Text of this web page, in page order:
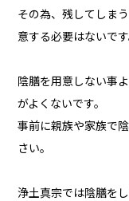
その為、残してしま
意する必要はないです
陰膳を用意しない事
がよくないです。
事前に親族や家族で
さい。
浄土真宗では陰膳を